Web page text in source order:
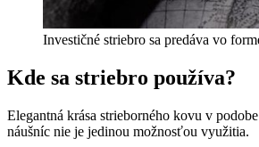
Investičné striebro sa predáva vo
Kde sa striebro používa?
Elegantná krása strieborného kovu v
náušníc nie je jedinou možnosťou využitia.